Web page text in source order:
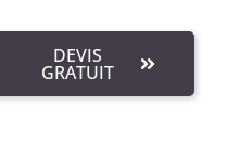
DEVIS
GRATUIT